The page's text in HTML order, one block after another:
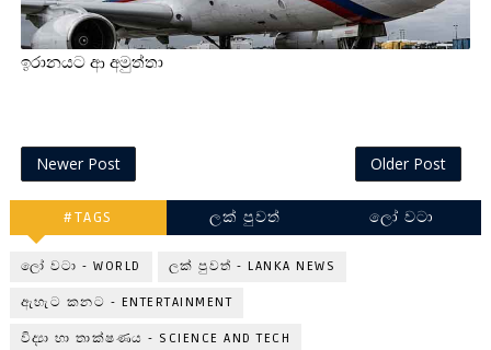
ඉරානයට ආ අමුත්තා
Newer Post Older Post
#TAGS ලක් පුවත් ලෝ වටා
ලෝ වටා - WORLD ලක් පුවත් - LANKA NEWS
ඇහැට කනට - ENTERTAINMENT
විද්‍යා හා තාක්ෂණය - SCIENCE AND TECH